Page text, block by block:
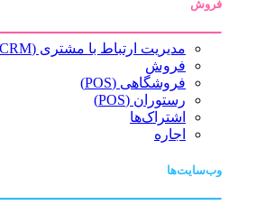
فروش
مدیریت ارتباط با مشتری (CRM)
فروش
فروشگاهی (POS)
رستوران (POS)
اشتراک‌ها
اجاره
وب‌سایت‌ها